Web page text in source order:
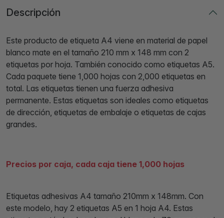
Descripción
Este producto de etiqueta A4 viene en material de papel
blanco mate en el tamaño 210 mm x 148 mm con 2
etiquetas por hoja. También conocido como etiquetas A5.
Cada paquete tiene 1,000 hojas con 2,000 etiquetas en
total. Las etiquetas tienen una fuerza adhesiva
permanente. Estas etiquetas son ideales como etiquetas
de dirección, etiquetas de embalaje o etiquetas de cajas
grandes.
Precios por caja, cada caja tiene 1,000 hojas
Etiquetas adhesivas A4 tamaño 210mm x 148mm. Con
este modelo, hay 2 etiquetas A5 en 1 hoja A4. Estas